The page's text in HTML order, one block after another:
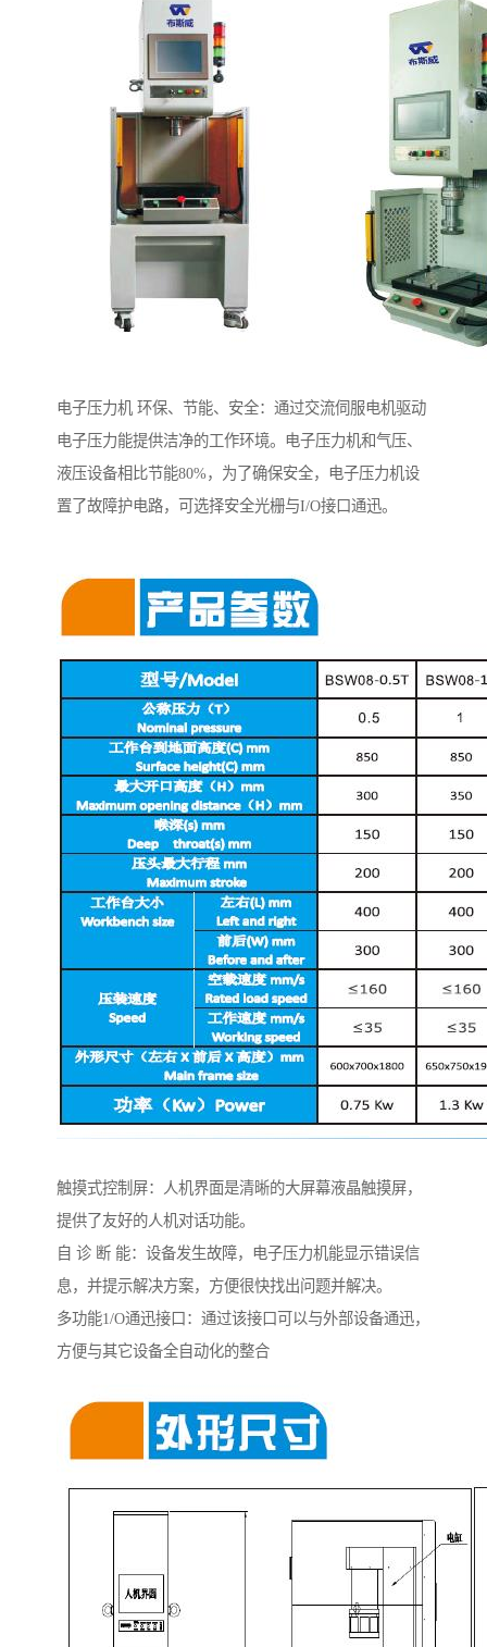
电子压力机 环保、节能、安全：通过交流伺服电机驱动
电子压力能提供洁净的工作环境。电子压力机和气压、
液压设备相比节能80%，为了确保安全，电子压力机设
置了故障护电路，可选择安全光栅与I/O接口通迅。
触摸式控制屏：人机界面是清晰的大屏幕液晶触摸屏，
提供了友好的人机对话功能。
自 诊 断 能：设备发生故障，电子压力机能显示错误信
息，并提示解决方案，方便很快找出问题并解决。
多功能1/O通迅接口：通过该接口可以与外部设备通迅，
方便与其它设备全自动化的整合